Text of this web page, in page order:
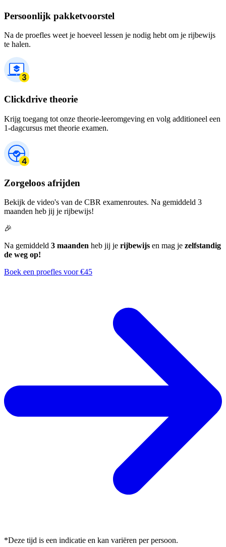
Persoonlijk pakketvoorstel
Na de proefles weet je hoeveel lessen je nodig hebt om je rijbewijs
te halen.
Clickdrive theorie
Krijg toegang tot onze theorie-leeromgeving en volg additioneel een
1-dagcursus met theorie examen.
Zorgeloos afrijden
Bekijk de video's van de CBR examenroutes. Na gemiddeld 3
maanden heb jij je rijbewijs!
🎉
Na gemiddeld 3 maanden heb jij je rijbewijs en mag je zelfstandig
de weg op!
Boek een proefles voor €45
*Deze tijd is een indicatie en kan variëren per persoon.